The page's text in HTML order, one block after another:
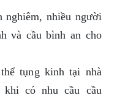
nghiêm, nhiều người
và cầu bình an cho
tụng kinh tại nhà
có nhu cầu cầu